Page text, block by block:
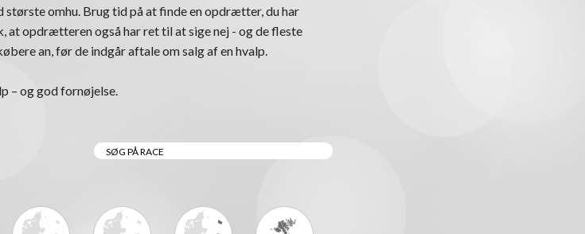
omhu. Brug tid på at finde en opdrætter, du har
at opdrætteren også har ret til at sige nej - og de fleste
an, før de indgår aftale om salg af en hvalp.
– og god fornøjelse.